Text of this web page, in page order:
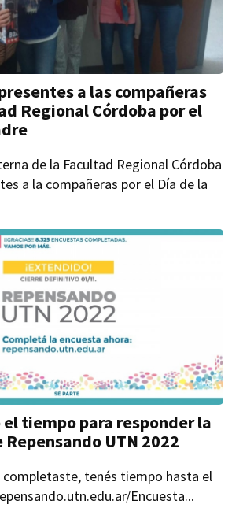
a las compañeras
Regional Córdoba por el
de la Facultad Regional Córdoba
a la compañeras por el Día de la
el tiempo para responder la
UTN 2022
completaste, tenés tiempo hasta el
Encuesta...